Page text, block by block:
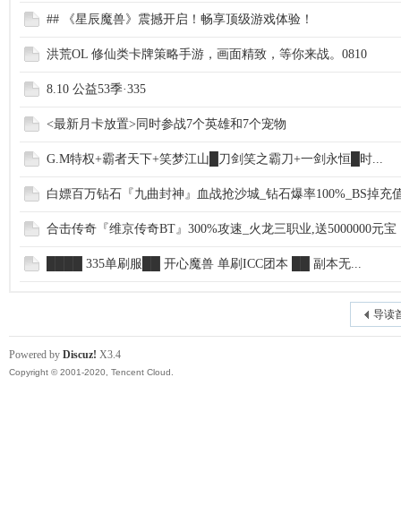
## 《星辰魔兽》震撼开启！畅享顶级游戏体验！
洪荒OL 修仙类卡牌策略手游，画面精致，等你来战。0810
8.10 公益53季·335
<最新月卡放置>同时参战7个英雄和7个宠物
G.M特权+霸者天下+笑梦江山█刀剑笑之霸刀+一剑永恒█时...
白嫖百万钻石『九曲封神』血战抢沙城_钻石爆率100%_BS掉充
合击传奇『维京传奇BT』300%攻速_火龙三职业,送5000000元宝
████ 335单刷服██ 开心魔兽 单刷ICC团本 ██ 副本无...
导读
Powered by Discuz! X3.4
Copyright © 2001-2020, Tencent Cloud.